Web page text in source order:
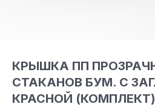
КРЫШКА ПП
СТАКАНОВ БУМ. С
КРАСНОЙ